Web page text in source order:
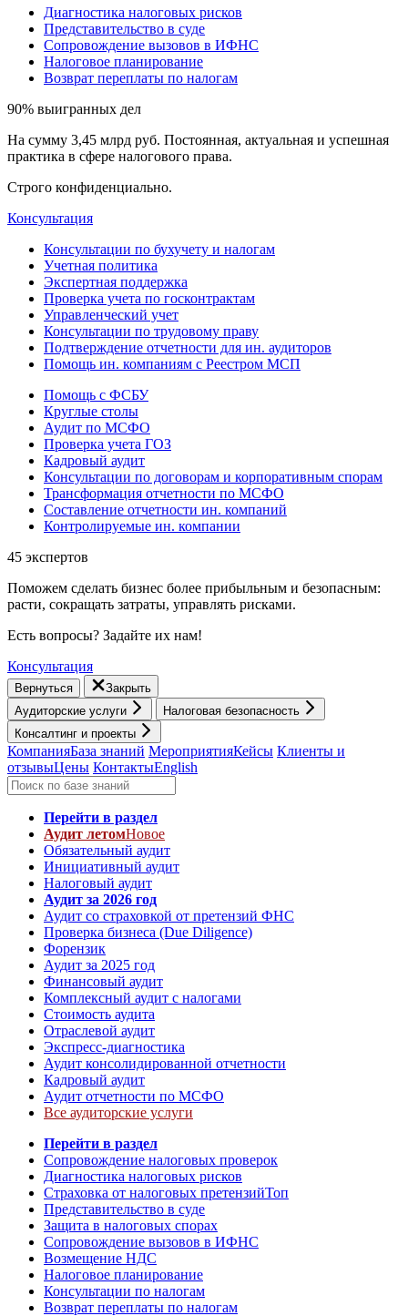
Диагностика налоговых рисков
Представительство в суде
Сопровождение вызовов в ИФНС
Налоговое планирование
Возврат переплаты по налогам
90% выигранных дел
На сумму 3,45 млрд руб. Постоянная, актуальная и успешная
практика в сфере налогового права.
Строго конфиденциально.
Консультация
Консультации по бухучету и налогам
Учетная политика
Экспертная поддержка
Проверка учета по госконтрактам
Управленческий учет
Консультации по трудовому праву
Подтверждение отчетности для ин. аудиторов
Помощь ин. компаниям с Реестром МСП
Помощь с ФСБУ
Круглые столы
Аудит по МСФО
Проверка учета ГОЗ
Кадровый аудит
Консультации по договорам и корпоративным спорам
Трансформация отчетности по МСФО
Составление отчетности ин. компаний
Контролируемые ин. компании
45 экспертов
Поможем сделать бизнес более прибыльным и безопасным:
расти, cокращать затраты, управлять рисками.
Есть вопросы? Задайте их нам!
Консультация
Вернуться
Закрыть
Аудиторские услуги
Налоговая безопасность
Консалтинг и проекты
КомпанияБаза знаний МероприятияКейсы Клиенты и
отзывыЦены КонтактыEnglish
Перейти в раздел
Аудит летомНовое
Обязательный аудит
Инициативный аудит
Налоговый аудит
Аудит за 2026 год
Аудит со страховкой от претензий ФНС
Проверка бизнеса (Due Diligence)
Форензик
Аудит за 2025 год
Финансовый аудит
Комплексный аудит с налогами
Стоимость аудита
Отраслевой аудит
Экспресс-диагностика
Аудит консолидированной отчетности
Кадровый аудит
Аудит отчетности по МСФО
Все аудиторские услуги
Перейти в раздел
Сопровождение налоговых проверок
Диагностика налоговых рисков
Страховка от налоговых претензийТоп
Представительство в суде
Защита в налоговых спорах
Сопровождение вызовов в ИФНС
Возмещение НДС
Налоговое планирование
Консультации по налогам
Возврат переплаты по налогам